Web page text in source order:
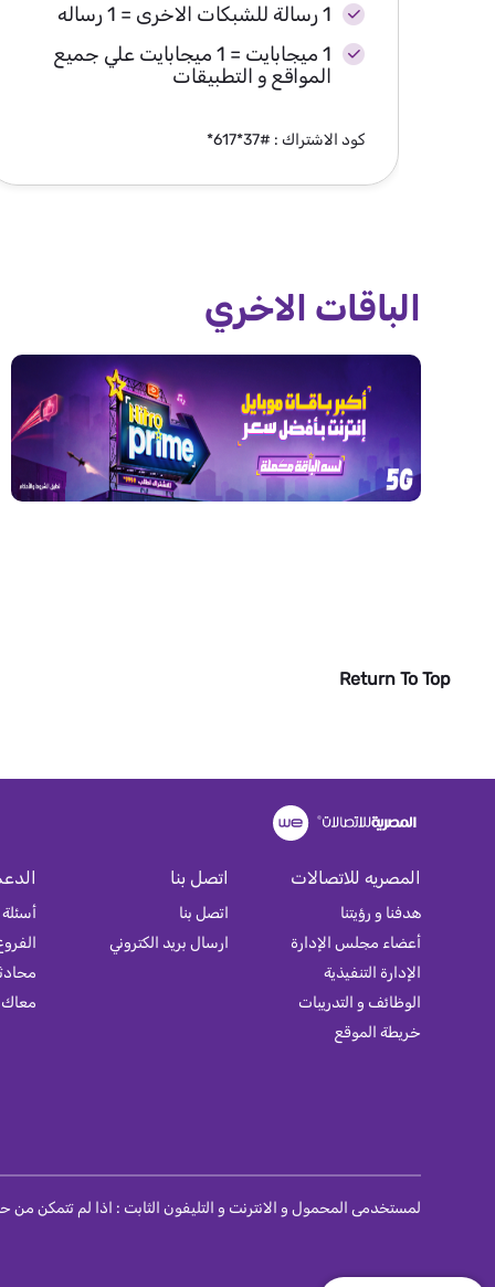
1 رسالة للشبكات الاخرى = 1 رساله
1 ميجابايت = 1 ميجابايت علي جميع
المواقع و التطبيقات
كود الاشتراك : #37*617*
الباقات الاخري
Return To Top
المصريه للاتصالات
هدفنا و رؤيتنا
أعضاء مجلس الإدارة
الإدارة التنفيذية
الوظائف و التدريبات
خريطة الموقع
اتصل بنا
اتصل بنا
ارسال بريد الكتروني
معاك